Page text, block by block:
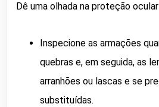
Dê uma olhada na proteção
Inspecione as armações
quebras e, em seguida, as
arranhões ou lascas e se
substituídas.